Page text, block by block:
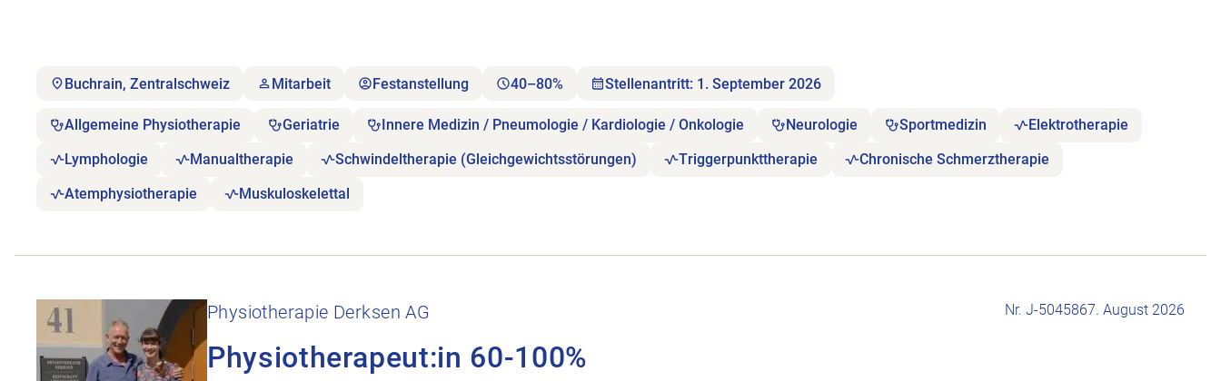
Buchrain, Zentralschweiz Mitarbeit Festanstellung 40–80% Stellenantritt: 1. September 2026
Allgemeine Physiotherapie Geriatrie Innere Medizin / Pneumologie / Kardiologie / Onkologie Neurologie Sportmedizin Elektrotherapie
Lymphologie Manualtherapie Schwindeltherapie (Gleichgewichtsstörungen) Triggerpunkttherapie Chronische Schmerztherapie
Atemphysiotherapie Muskuloskelettal
Physiotherapie Derksen AG
Physiotherapeut:in 60-100%
Nr. J-5045867. August 2026